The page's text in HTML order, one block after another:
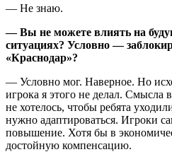
— Не знаю.
— Вы не можете влиять на
ситуациях? Условно —
«Краснодар»?
— Условно мог. Наверное. Но
игрока я этого не делал.
не хотелось, чтобы ребята
нужно адаптироваться. Игроки
повышение. Хотя бы в
достойную компенсацию.